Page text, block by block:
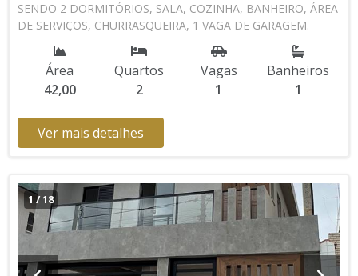
SENDO 2 DORMITÓRIOS, SALA, COZINHA, BANHEIRO, ÁREA
DE SERVIÇOS, CHURRASQUEIRA, 1 VAGA DE GARAGEM.
AGENDE UMA VISITA CONOSCO 13 3494-1029 13 99616-
2433 CRECISP: 41718-J
Área
42,00
Quartos
2
Vagas
1
Banheiros
1
Ver mais detalhes
1 /18